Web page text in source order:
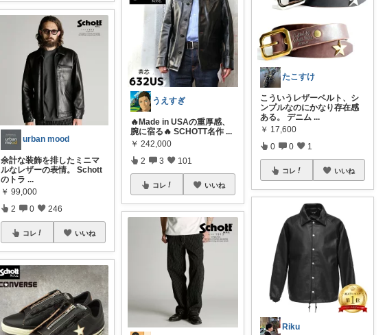
urban mood
余計な装飾を排したミニマ
ルなレザーの表情。 Schott
のトラ ...
￥ 99,000
2 0 246
コレ いいね
うえすぎ
🔥Made in USAの重厚感、
腕に宿る🔥 SCHOTT名作 ...
￥ 242,000
2 3 101
コレ いいね
たこすけ
こういうレザーベルト、シ
ンプルなのにかなり存在感
ある。 デニム ...
￥ 17,600
0 0 1
コレ いいね
Riku